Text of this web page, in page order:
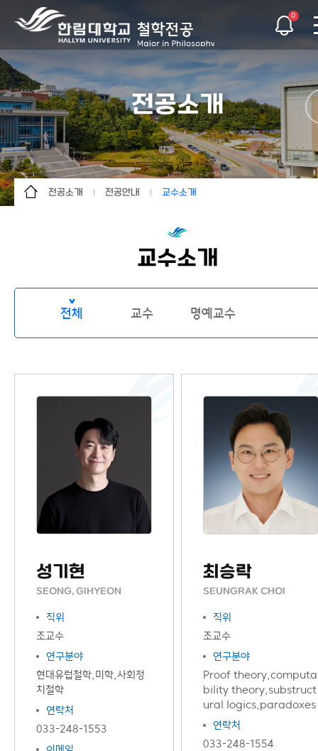
0
전공소개
전공소개
특별활동
이용안내
전공안내
전공연락처
교수소개
교수소개
교수소개
전체 교수 명예교수
성기현
SEONG, GIHYEON
직위
조교수
연구분야
현대유럽철학,미학,사회정
치철학
연락처
033-248-1553
최승락
SEUNGRAK CHOI
직위
조교수
연구분야
Proof theory,computa
bility theory,substruct
ural logics,paradoxes
연락처
033-248-1554